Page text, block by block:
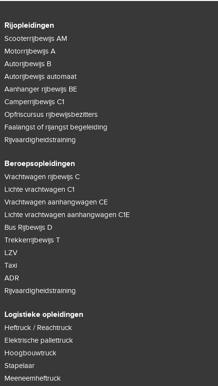
Rijopleidingen
Scooterrijbewijs AM
Motorrijbewijs A
Autorijbewijs B
Autorijbewijs automaat
Aanhanger rijbewijs BE
Camperrijbewijs C1
Opfriscursus rijbewijsbezitters
Faalangst of rijangst begeleiding
Rijvaardigheidstraining
Beroepsopleidingen
Vrachtwagen rijbewijs C
Lichte vrachtwagen C1
Vrachtwagen aanhangwagen CE
Lichte vrachtwagen aanhangwagen C1E
Bus Rijbewijs D
Trekkerrijbewijs T
LZV
Taxi
ADR
Rijvaardigheidstraining
Logistieke opleidingen
Heftruck / Reachtruck
Elektrische pallettruck
Hoogbouwtruck
Stapelaar
Meeneemheftruck